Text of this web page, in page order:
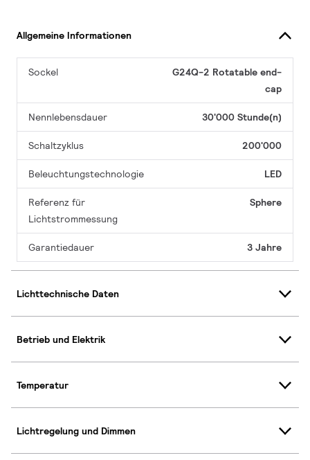
Allgemeine Informationen
Sockel
G24Q-2 Rotatable end-
cap
Nennlebensdauer 30'000 Stunde(n)
Schaltzyklus 200'000
Beleuchtungstechnologie LED
Referenz für
Lichtstrommessung
Sphere
Garantiedauer 3 Jahre
Lichttechnische Daten
Betrieb und Elektrik
Temperatur
Lichtregelung und Dimmen